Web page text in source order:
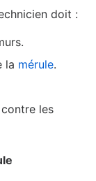
doit :
la mérule.
les